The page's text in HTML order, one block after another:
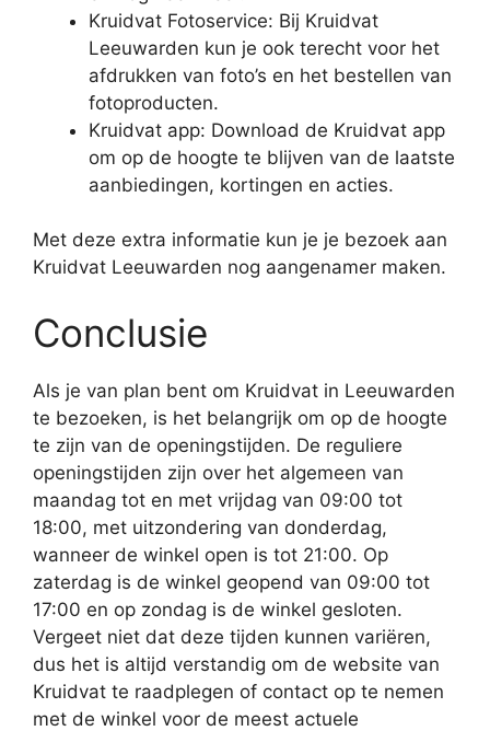
Kruidvat Fotoservice: Bij Kruidvat
Leeuwarden kun je ook terecht voor het
afdrukken van foto’s en het bestellen van
fotoproducten.
Kruidvat app: Download de Kruidvat app
om op de hoogte te blijven van de laatste
aanbiedingen, kortingen en acties.
Met deze extra informatie kun je je bezoek aan
Kruidvat Leeuwarden nog aangenamer maken.
Conclusie
Als je van plan bent om Kruidvat in Leeuwarden
te bezoeken, is het belangrijk om op de hoogte
te zijn van de openingstijden. De reguliere
openingstijden zijn over het algemeen van
maandag tot en met vrijdag van 09:00 tot
18:00, met uitzondering van donderdag,
wanneer de winkel open is tot 21:00. Op
zaterdag is de winkel geopend van 09:00 tot
17:00 en op zondag is de winkel gesloten.
Vergeet niet dat deze tijden kunnen variëren,
dus het is altijd verstandig om de website van
Kruidvat te raadplegen of contact op te nemen
met de winkel voor de meest actuele